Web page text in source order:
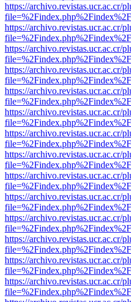
https://archivo.revistas.ucr.ac.cr/
https://archivo.revistas.ucr.ac.cr/
https://archivo.revistas.ucr.ac.cr/
https://archivo.revistas.ucr.ac.cr/
https://archivo.revistas.ucr.ac.cr/
https://archivo.revistas.ucr.ac.cr/
https://archivo.revistas.ucr.ac.cr/
https://archivo.revistas.ucr.ac.cr/
https://archivo.revistas.ucr.ac.cr/
https://archivo.revistas.ucr.ac.cr/
https://archivo.revistas.ucr.ac.cr/
https://archivo.revistas.ucr.ac.cr/
https://archivo.revistas.ucr.ac.cr/
https://archivo.revistas.ucr.ac.cr/